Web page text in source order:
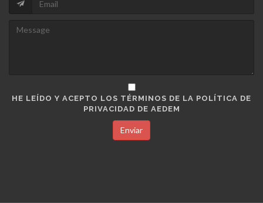
HE LEÍDO Y ACEPTO LOS TÉRMINOS DE LA POLÍTICA DE
PRIVACIDAD DE AEDEM
Enviar